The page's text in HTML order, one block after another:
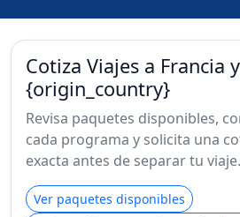
Cotiza Viajes a Francia
{origin_country}
Revisa paquetes disponibles,
cada programa y solicita una
exacta antes de separar tu viaje.
Ver paquetes disponibles